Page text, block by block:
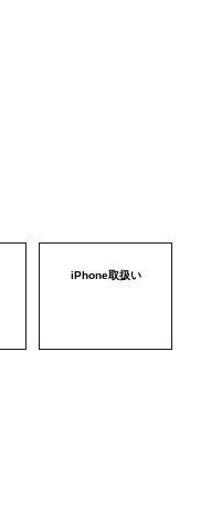
iPhone取扱い